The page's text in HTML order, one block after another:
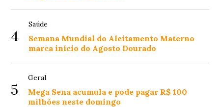
4
Saúde
Semana Mundial do Aleitamento Materno
marca início do Agosto Dourado
5
Geral
Mega Sena acumula e pode pagar R$ 100
milhões neste domingo